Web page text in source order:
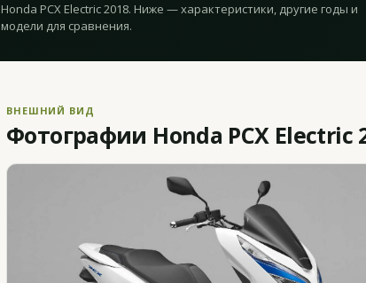
Honda PCX Electric 2018. Ниже — характеристики, другие годы и
модели для сравнения.
ВНЕШНИЙ ВИД
Фотографии Honda PCX Electric